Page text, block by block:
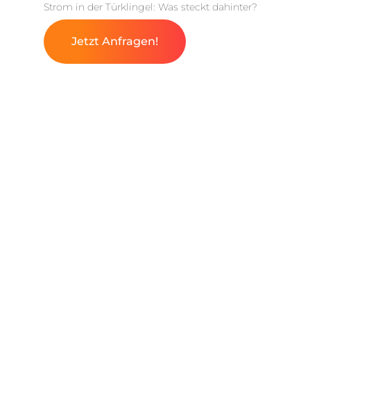
Strom in der Türklingel: Was steckt dahinter?
Jetzt Anfragen!